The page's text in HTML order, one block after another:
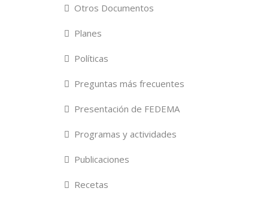
Otros Documentos
Planes
Políticas
Preguntas más frecuentes
Presentación de FEDEMA
Programas y actividades
Publicaciones
Recetas